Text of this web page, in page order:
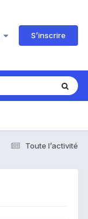
S’inscrire
Toute l’activité